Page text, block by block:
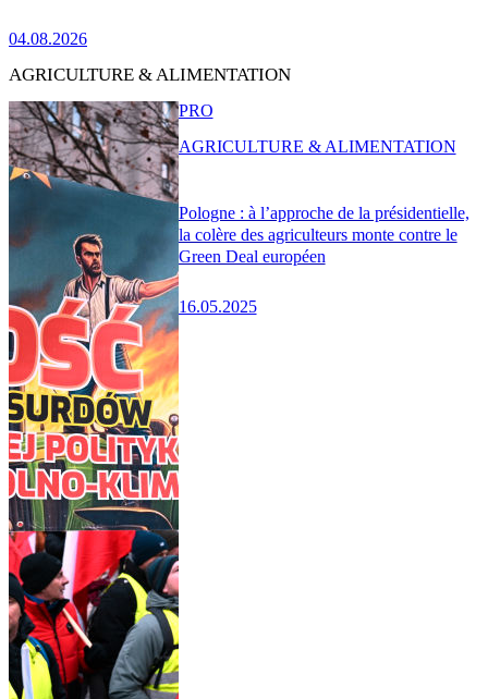
04.08.2026
AGRICULTURE & ALIMENTATION
Pologne : à l’approche de la présidentielle,
la colère des agriculteurs monte contre le
Green Deal européen
16.05.2025
PRO
AGRICULTURE & ALIMENTATION